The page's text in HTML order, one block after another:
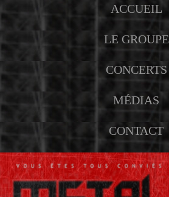
ACCUEIL
LE GROUPE
CONCERTS
MÉDIAS
CONTACT